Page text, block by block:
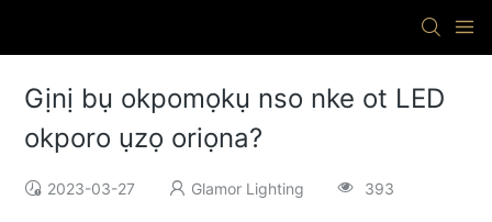
Gịnị bụ okpomọkụ nso nke ot LED
okporo ụzọ oriọna?
2023-03-27 Glamor Lighting 393